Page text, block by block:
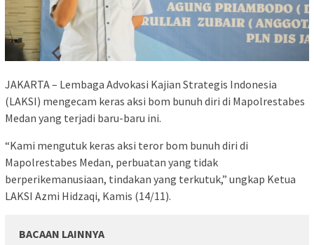
JAKARTA – Lembaga Advokasi Kajian Strategis Indonesia
(LAKSI) mengecam keras aksi bom bunuh diri di Mapolrestabes
Medan yang terjadi baru-baru ini.
“Kami mengutuk keras aksi teror bom bunuh diri di
Mapolrestabes Medan, perbuatan yang tidak
berperikemanusiaan, tindakan yang terkutuk,” ungkap Ketua
LAKSI Azmi Hidzaqi, Kamis (14/11).
BACAAN LAINNYA